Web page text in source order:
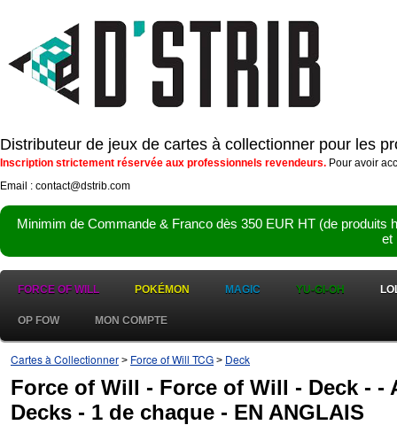
Distributeur de jeux de cartes à collectionner pour les
Inscription strictement réservée aux professionnels revendeurs. Pour avoir
Email : contact@dstrib.com
Minimim de Commande & Franco dès 350 EUR HT (de
et
FORCE OF WILL POKÉMON MAGIC YU-GI-OH
OP FOW MON COMPTE
Cartes à Collectionner > Force of Will TCG > Deck
Force of Will - Force of Will - Deck - -
Decks - 1 de chaque - EN ANGLAIS